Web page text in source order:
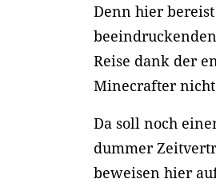
Denn hier
Reise dank der
Minecrafter
Da soll noch
dummer
beweisen hier